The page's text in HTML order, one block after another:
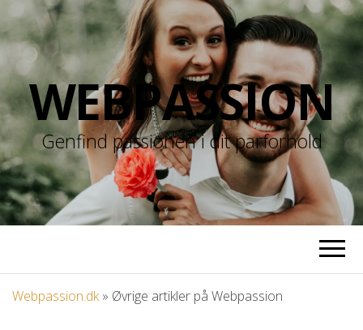
WEBPASSION
Genfind passionen i dit parforhold
Webpassion.dk» Øvrige artikler på Webpassion